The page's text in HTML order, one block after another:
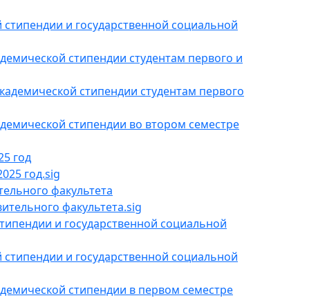
и государственной социальной
стипендии студентам первого и
стипендии студентам первого
стипендии во втором семестре
год
год.sig
факультета
факультета.sig
и государственной социальной
и государственной социальной
стипендии в первом семестре